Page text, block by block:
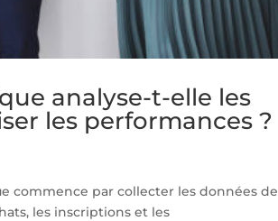
analyse-t-elle les
les performances ?
commence par collecter les données de
les inscriptions et les